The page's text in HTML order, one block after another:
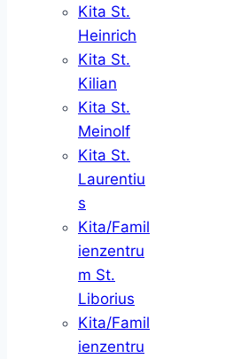
Kita St.
Heinrich
Kita St.
Kilian
Kita St.
Meinolf
Kita St.
Laurentiu
s
Kita/Famil
ienzentru
m St.
Liborius
Kita/Famil
ienzentru